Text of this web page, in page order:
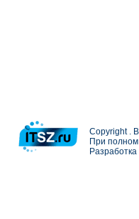
Copyright .
При полном